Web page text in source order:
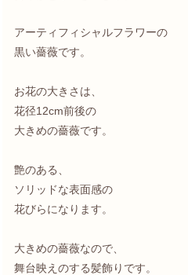
アーティフィシャルフラワーの
黒い薔薇です。
お花の大きさは、
花径12cm前後の
大きめの薔薇です。
艶のある、
ソリッドな表面感の
花びらになります。
大きめの薔薇なので、
舞台映えのする髪飾りです。